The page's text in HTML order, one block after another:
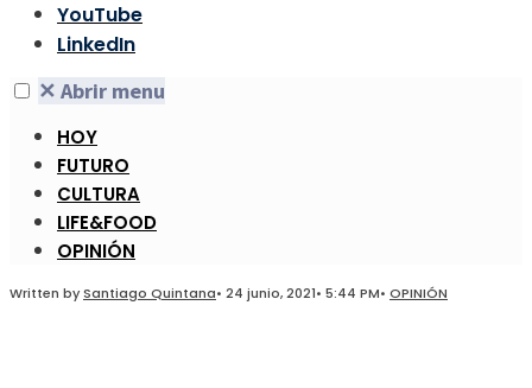
YouTube
LinkedIn
✕ Abrir menu
HOY
FUTURO
CULTURA
LIFE&FOOD
OPINIÓN
Written bySantiago Quintana• 24 junio, 2021• 5:44 PM• OPINIÓN